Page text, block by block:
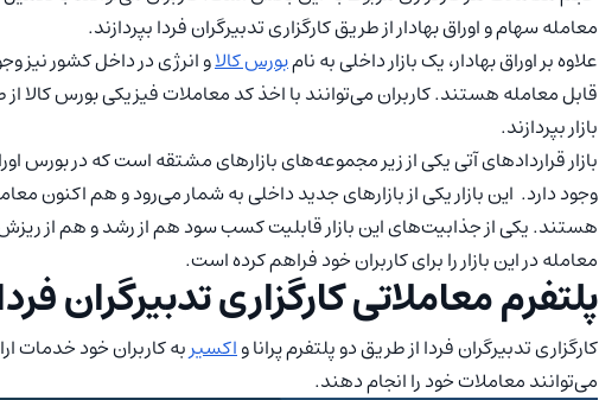
معامله سهام و اوراق بهادار از طریق کارگزاری تدبیرگران فردا بپردازند.
علاوه بر اوراق بهادار، یک بازار داخلی به نامبورس کالاو انرژی در داخل کشور نیز
قابل معامله هستند. کاربران می‌توانند با اخذ کد معاملات فیزیکی بورس کالا از
بازار بپردازند.
بازار قراردادهای آتی یکی از زیر مجموعه‌های بازارهای مشتقه است که در بورس‌‌
وجود دارد. این بازار یکی از بازارهای جدید داخلی به شمار می‌رود و هم اکنون
هستند. یکی از جذابیت‌های این بازار قابلیت کسب سود هم از رشد و هم از
معامله در این بازار را برای کاربران خود فراهم کرده است.
پلتفرم معاملاتی کارگزاری تدبیرگران
کارگزاری تدبیرگران فردا از طریق دو پلتفرم پرانا واکسیربه کاربران خود خدمات
می‌توانند معاملات خود را انجام دهند.